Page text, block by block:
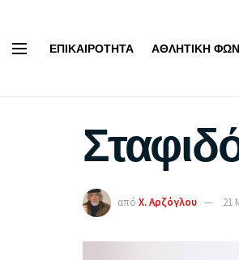
ΕΠΙΚΑΙΡΌΤΗΤΑ ΑΘΛΗΤΙΚΉ
από Χ. Αρζόγλου 21